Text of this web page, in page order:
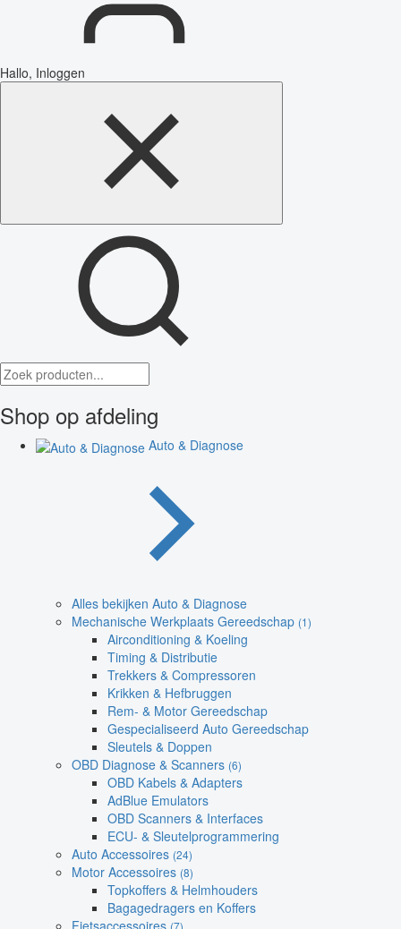
Hallo, Inloggen
Shop op afdeling
Auto & Diagnose
Alles bekijken Auto & Diagnose
Mechanische Werkplaats Gereedschap (1)
Airconditioning & Koeling
Timing & Distributie
Trekkers & Compressoren
Krikken & Hefbruggen
Rem- & Motor Gereedschap
Gespecialiseerd Auto Gereedschap
Sleutels & Doppen
OBD Diagnose & Scanners (6)
OBD Kabels & Adapters
AdBlue Emulators
OBD Scanners & Interfaces
ECU- & Sleutelprogrammering
Auto Accessoires (24)
Motor Accessoires (8)
Topkoffers & Helmhouders
Bagagedragers en Koffers
Fietsaccessoires (7)